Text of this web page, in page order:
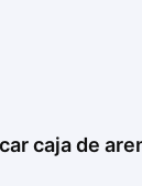
caja de